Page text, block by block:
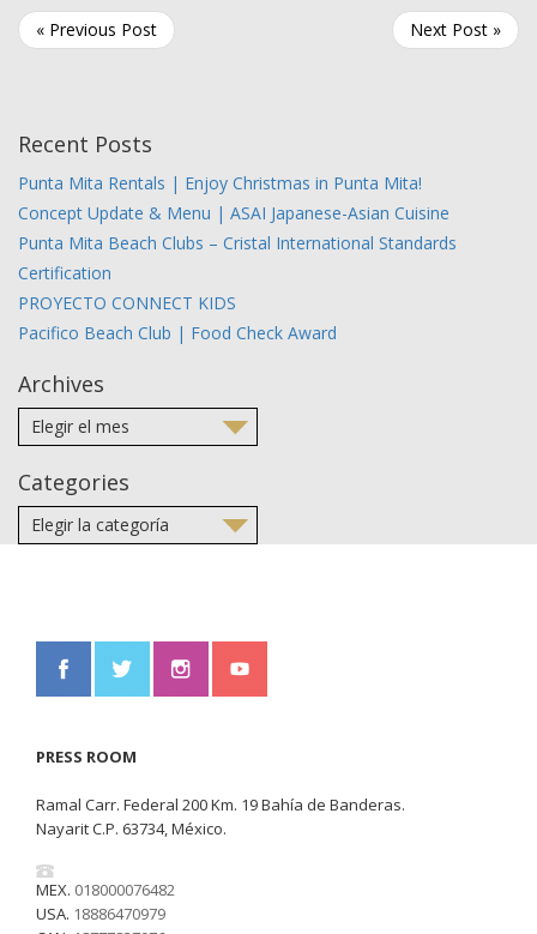
« Previous Post Next Post »
Recent Posts
Punta Mita Rentals | Enjoy Christmas in Punta Mita!
Concept Update & Menu | ASAI Japanese-Asian Cuisine
Punta Mita Beach Clubs – Cristal International Standards
Certification
PROYECTO CONNECT KIDS
Pacifico Beach Club | Food Check Award
Archives
Categories
PRESS ROOM
Ramal Carr. Federal 200 Km. 19 Bahía de Banderas.
Nayarit C.P. 63734, México.
MEX. 018000076482
USA. 18886470979